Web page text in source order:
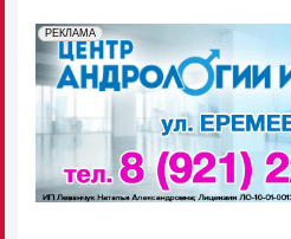
erid: 2SDnjek5YUa
РЕКЛАМА
Реклама